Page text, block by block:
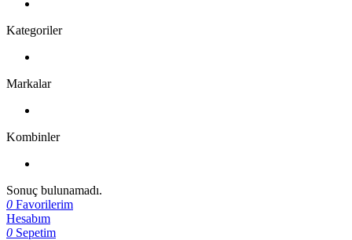
Kategoriler
Markalar
Kombinler
Sonuç bulunamadı.
0 Favorilerim
Hesabım
0 Sepetim